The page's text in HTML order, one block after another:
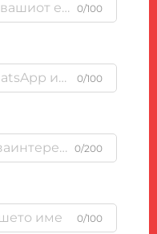
0/100
0/100
0/200
0/100